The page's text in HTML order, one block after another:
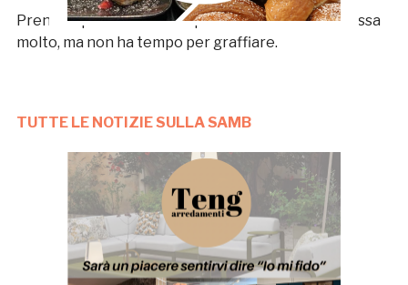
Prende il posto di Maxi Lopez nei minuti finali. Pressa
molto, ma non ha tempo per graffiare.
TUTTE LE NOTIZIE SULLA SAMB